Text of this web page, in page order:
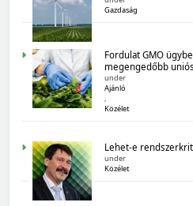
Magyarország számokban:
Gazdaság
Fordulat GMO
megengedőbb
under
Ajánló
,
Közélet
Lehet-e
under
Közélet